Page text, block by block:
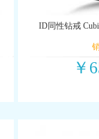
ID同性钻戒
￥